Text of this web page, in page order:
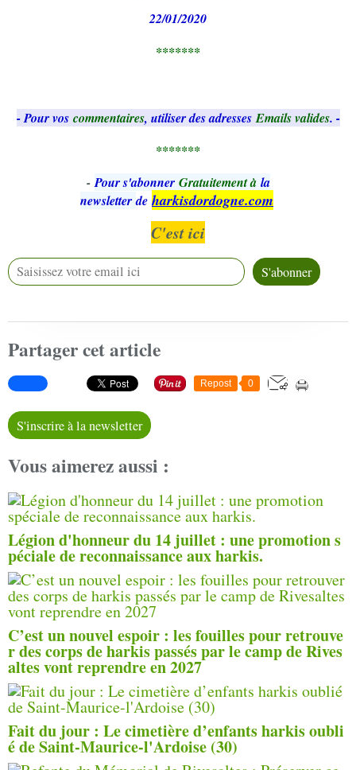
22/01/2020
*******
- Pour vos commentaires, utiliser des adressesEmails valides. -
*******
- Pour s'abonner Gratuitement à la
newsletter de harkisdordogne.com
C'est ici
Partager cet article
Repost 0
S'inscrire à la newsletter
Vous aimerez aussi :
Légion d'honneur du 14 juillet : une promotion s
péciale de reconnaissance aux harkis.
C’est un nouvel espoir : les fouilles pour retrouve
r des corps de harkis passés par le camp de Rives
altes vont reprendre en 2027
Fait du jour : Le cimetière d’enfants harkis oubli
é de Saint-Maurice-l'Ardoise (30)